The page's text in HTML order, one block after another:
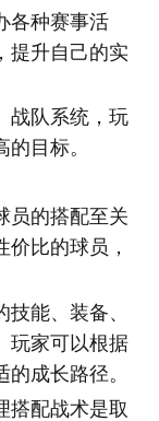
各种赛事活
提升自己的实
战队系统，玩
目标。
员的搭配至关
比的球员，
能、装备、
玩家可以根据
成长路径。
搭配战术是取